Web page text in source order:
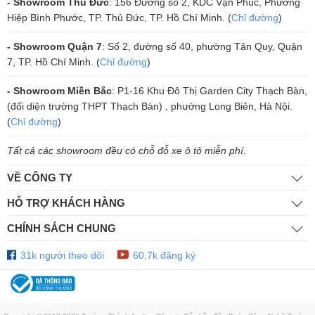
Bảo vệ nhiệt: Kiểm soát nhiệt độ của từng kênh khuếch đại, tự động
giảm công suất khi nhiệt độ quá cao.
kỹ thuật.
Khả năng giám sát qua phần mềm từ xa
hạn chế rủi ro khi vận hành.
Design
Thiết kế dạng Rack-Mountable 2RU
, tiết kiệm không gian lắp đặt.
Cáp nguồn AC có thể tháo rời
, giúp thuận tiện hơn khi thi công lắp
Kết nối tiêu chuẩn Phoenix
, giúp
tối ưu hóa hiệu suất tín hiệu.
6. Tiêu Thụ Điện Năng Thấp, Giảm Nhiệt Độ Hoạt Động
Hiệp Bình Phước, TP. Thủ Đức, TP. Hồ Chí Minh. (Chỉ đường)
- Showroom Quận 7: Số 2, đường số 40, phường Tân Quy, Quận
7, TP. Hồ Chí Minh. (Chỉ đường)
- Showroom Miền Bắc: P1-16 Khu Đô Thị Garden City Thạch Bàn,
(đối diện trường THPT Thạch Bàn) , phường Long Biên, Hà Nội.
(Chỉ đường)
Tất cả các showroom đều có chỗ đỗ xe ô tô miễn phí.
VỀ CÔNG TY
HỖ TRỢ KHÁCH HÀNG
CHÍNH SÁCH CHUNG
31k người theo dõi 60,7k đăng ký